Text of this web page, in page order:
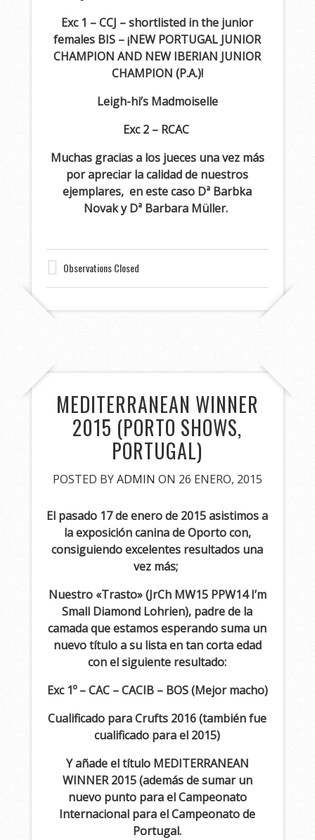
Exc 1 – CCJ – shortlisted in the junior
females BIS – ¡NEW PORTUGAL JUNIOR
CHAMPION AND NEW IBERIAN JUNIOR
CHAMPION (P.A.)!
Leigh-hi’s Madmoiselle
Exc 2 – RCAC
Muchas gracias a los jueces una vez más
por apreciar la calidad de nuestros
ejemplares, en este caso Dª Barbka
Novak y Dª Barbara Müller.
Observations Closed
MEDITERRANEAN WINNER
2015 (PORTO SHOWS,
PORTUGAL)
POSTED BYADMIN ON 26 ENERO, 2015
El pasado 17 de enero de 2015 asistimos a
la exposición canina de Oporto con,
consiguiendo excelentes resultados una
vez más;
Nuestro «Trasto» (JrCh MW15 PPW14 I’m
Small Diamond Lohrien), padre de la
camada que estamos esperando suma un
nuevo título a su lista en tan corta edad
con el siguiente resultado:
Exc 1º – CAC – CACIB – BOS (Mejor macho)
Cualificado para Crufts 2016 (también fue
cualificado para el 2015)
Y añade el título MEDITERRANEAN
WINNER 2015 (además de sumar un
nuevo punto para el Campeonato
Internacional para el Campeonato de
Portugal.